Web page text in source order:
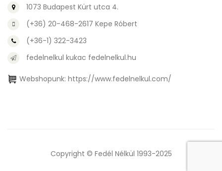
1073 Budapest Kürt utca 4.
(+36) 20-468-2617 Kepe Róbert
(+36-1) 322-3423
fedelnelkul kukac fedelnelkul.hu
Webshopunk: https://www.fedelnelkul.com/
Copyright © Fedél Nélkül 1993-2025